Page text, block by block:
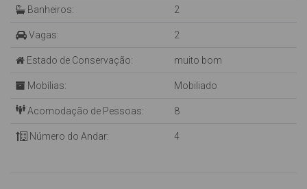
Banheiros: 2
Vagas: 2
Estado de Conservação: muito bom
Mobílias: Mobiliado
Acomodação de Pessoas: 8
Número do Andar: 4